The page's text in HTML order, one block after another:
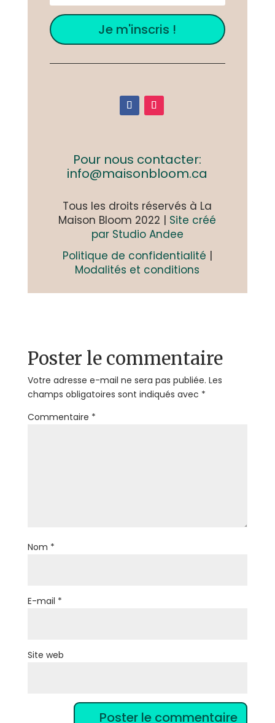
Je m'inscris !
Pour nous contacter:
info@maisonbloom.ca
Tous les droits réservés à La
Maison Bloom 2022 | Site créé
par Studio Andee
Politique de confidentialité
Modalités et conditions
Poster le commentaire
Votre adresse e-mail ne sera pas publiée. Les
champs obligatoires sont indiqués avec *
Commentaire *
Nom *
E-mail *
Site web